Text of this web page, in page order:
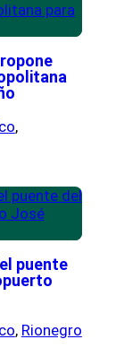
,
puente
, Rionegro